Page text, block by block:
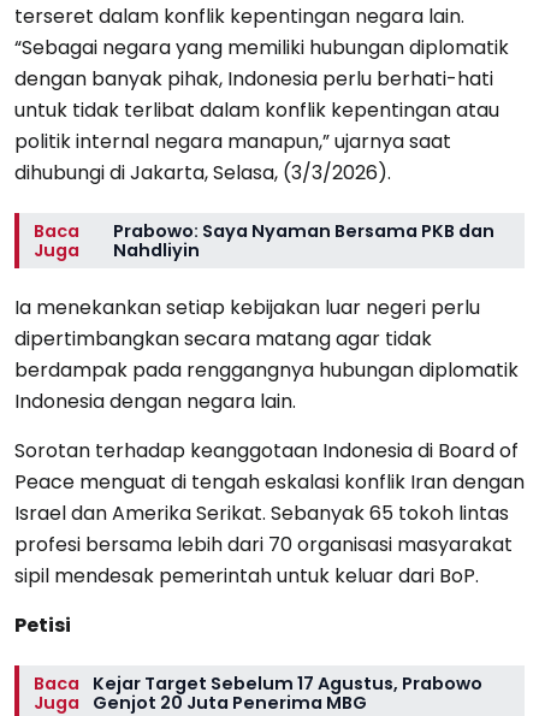
terseret dalam konflik kepentingan negara lain.
“Sebagai negara yang memiliki hubungan diplomatik
dengan banyak pihak, Indonesia perlu berhati-hati
untuk tidak terlibat dalam konflik kepentingan atau
politik internal negara manapun,” ujarnya saat
dihubungi di Jakarta, Selasa, (3/3/2026).
Baca
Juga
Prabowo: Saya Nyaman Bersama PKB dan
Nahdliyin
Ia menekankan setiap kebijakan luar negeri perlu
dipertimbangkan secara matang agar tidak
berdampak pada renggangnya hubungan diplomatik
Indonesia dengan negara lain.
Sorotan terhadap keanggotaan Indonesia di Board of
Peace menguat di tengah eskalasi konflik Iran dengan
Israel dan Amerika Serikat. Sebanyak 65 tokoh lintas
profesi bersama lebih dari 70 organisasi masyarakat
sipil mendesak pemerintah untuk keluar dari BoP.
Petisi
Baca
Juga
Kejar Target Sebelum 17 Agustus, Prabowo
Genjot 20 Juta Penerima MBG